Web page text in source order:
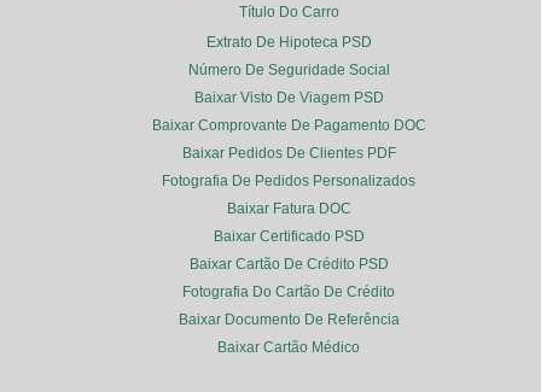
Título Do Carro
Extrato De Hipoteca PSD
Número De Seguridade Social
Baixar Visto De Viagem PSD
Baixar Comprovante De Pagamento DOC
Baixar Pedidos De Clientes PDF
Fotografia De Pedidos Personalizados
Baixar Fatura DOC
Baixar Certificado PSD
Baixar Cartão De Crédito PSD
Fotografia Do Cartão De Crédito
Baixar Documento De Referência
Baixar Cartão Médico